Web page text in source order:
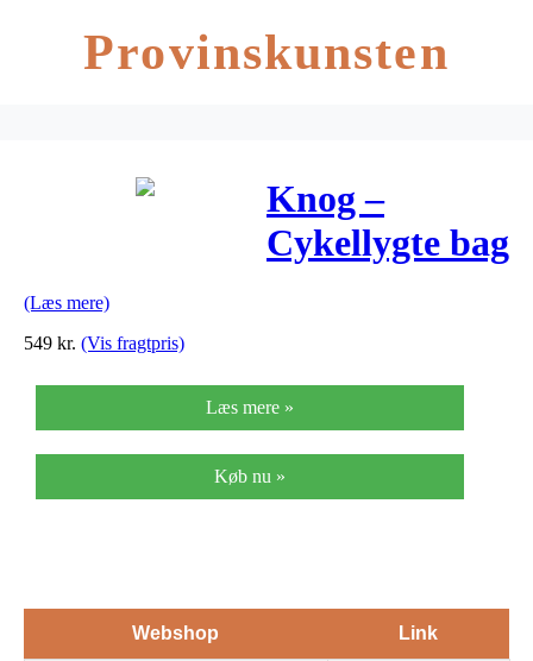
Provinskunsten
Knog –
Cykellygte bag
(Læs mere)
549 kr. (Vis fragtpris)
Læs mere »
Køb nu »
Webshop Link